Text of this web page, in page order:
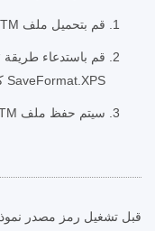
قم بتحميل ملف PPTM بنسخة من فئة العرض التقديمي
SaveFormat.XPS كمعلمات
سيتم حفظ ملف PPTM في المسار المحدد